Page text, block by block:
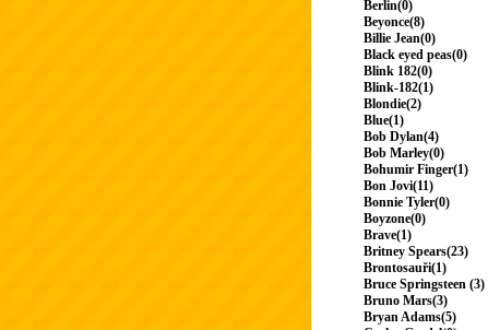
Berlin(0)
Beyonce(8)
Billie Jean(0)
Black eyed peas(0)
Blink 182(0)
Blink-182(1)
Blondie(2)
Blue(1)
Bob Dylan(4)
Bob Marley(0)
Bohumir Finger(1)
Bon Jovi(11)
Bonnie Tyler(0)
Boyzone(0)
Brave(1)
Britney Spears(23)
Brontosauři(1)
Bruce Springsteen (3)
Bruno Mars(3)
Bryan Adams(5)